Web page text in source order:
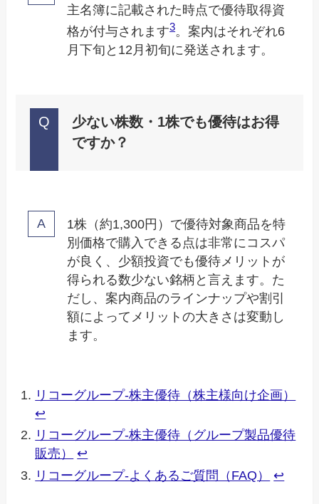
主名簿に記載された時点で優待取得資
格が付与されます3。案内はそれぞれ6
月下旬と12月初旬に発送されます。
少ない株数・1株でも優待はお得
ですか？
1株（約1,300円）で優待対象商品を特
別価格で購入できる点は非常にコスパ
が良く、少額投資でも優待メリットが
得られる数少ない銘柄と言えます。た
だし、案内商品のラインナップや割引
額によってメリットの大きさは変動し
ます。
リコーグループ-株主優待（株主様向け企画）
↩︎
リコーグループ-株主優待（グループ製品優待
販売）
↩︎
リコーグループ-よくあるご質問（FAQ）
↩︎